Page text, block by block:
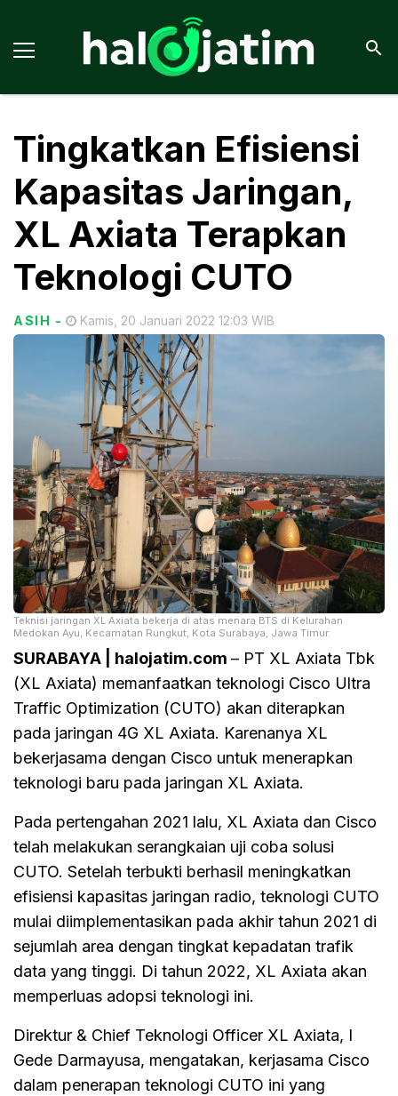
Tingkatkan Efisiensi
Kapasitas Jaringan,
XL Axiata Terapkan
Teknologi CUTO
ASIH - Kamis, 20 Januari 2022 12:03 WIB
Teknisi jaringan XL Axiata bekerja di atas menara BTS di Kelurahan
Medokan Ayu, Kecamatan Rungkut, Kota Surabaya, Jawa Timur.
SURABAYA | halojatim.com – PT XL Axiata Tbk
(XL Axiata) memanfaatkan teknologi Cisco Ultra
Traffic Optimization (CUTO) akan diterapkan
pada jaringan 4G XL Axiata. Karenanya XL
bekerjasama dengan Cisco untuk menerapkan
teknologi baru pada jaringan XL Axiata.
Pada pertengahan 2021 lalu, XL Axiata dan Cisco
telah melakukan serangkaian uji coba solusi
CUTO. Setelah terbukti berhasil meningkatkan
efisiensi kapasitas jaringan radio, teknologi CUTO
mulai diimplementasikan pada akhir tahun 2021 di
sejumlah area dengan tingkat kepadatan trafik
data yang tinggi. Di tahun 2022, XL Axiata akan
memperluas adopsi teknologi ini.
Direktur & Chief Teknologi Officer XL Axiata, I
Gede Darmayusa, mengatakan, kerjasama Cisco
dalam penerapan teknologi CUTO ini yang